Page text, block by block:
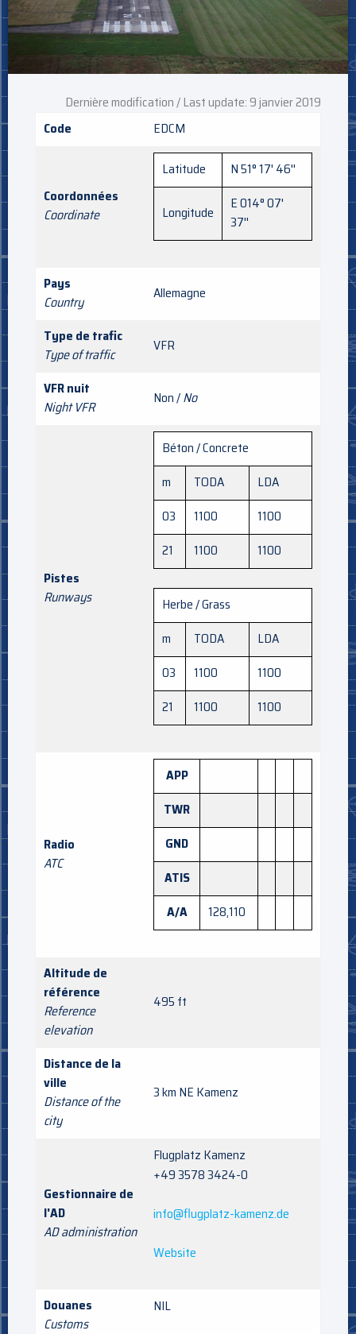
Dernière modification / Last update: 9 janvier 2019
Code
EDCM
Coordonnées
Coordinate
Latitude N 51° 17' 46''
Longitude
E 014° 07'
37''
Pays
Country
Allemagne
Type de trafic
Type of traffic
VFR
VFR nuit
Night VFR
Non /No
Pistes
Runways
Béton / Concrete
m
TODA
LDA
03
1100
1100
21
1100 1100
Herbe / Grass
m
TODA
LDA
03
1100
1100
21
1100 1100
Radio
ATC
APP
TWR
GND
ATIS
A/A
128,110
Altitude de
référence
Reference
elevation
495 ft
Distance de la
ville
Distance of the
city
3 km NE Kamenz
Gestionnaire de
l'AD
AD administration
Flugplatz Kamenz
+49 3578 3424-0
info@flugplatz-kamenz.de
Website
Douanes
Customs
NIL